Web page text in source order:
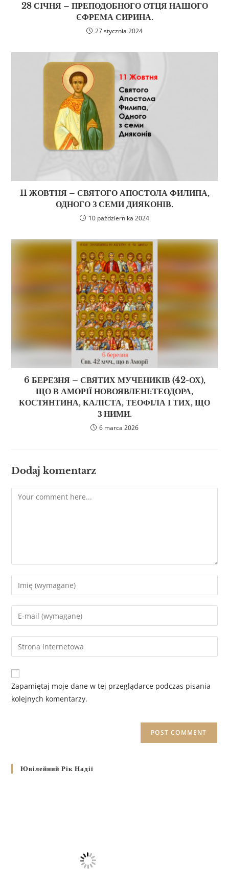
28 СІЧНЯ – ПРЕПОДОБНОГО ОТЦЯ НАШОГО
ЄФРЕМА СИРИНА.
27 stycznia 2024
11 ЖОВТНЯ – СВЯТОГО АПОСТОЛА ФИЛИПА,
ОДНОГО З СЕМИ ДИЯКОНІВ.
10 października 2024
6 БЕРЕЗНЯ – СВЯТИХ МУЧЕНИКІВ (42-ОХ),
ЩО В АМОРІЇ НОВОЯВЛЕНІ:ТЕОДОРА,
КОСТЯНТИНА, КАЛІСТА, ТЕОФІЛА І ТИХ, ЩО
З НИМИ.
6 marca 2026
Dodaj komentarz
Zapamiętaj moje dane w tej przeglądarce podczas pisania
kolejnych komentarzy.
Ювілейний Рік Надії